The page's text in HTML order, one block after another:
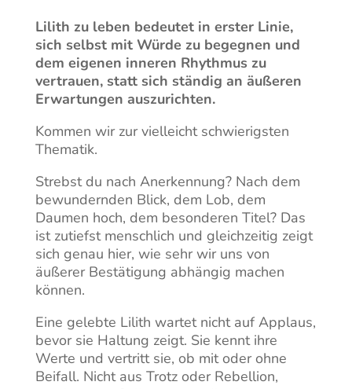
Lilith zu leben bedeutet in erster Linie,
sich selbst mit Würde zu begegnen und
dem eigenen inneren Rhythmus zu
vertrauen, statt sich ständig an äußeren
Erwartungen auszurichten.
Kommen wir zur vielleicht schwierigsten
Thematik.
Strebst du nach Anerkennung? Nach dem
bewundernden Blick, dem Lob, dem
Daumen hoch, dem besonderen Titel? Das
ist zutiefst menschlich und gleichzeitig zeigt
sich genau hier, wie sehr wir uns von
äußerer Bestätigung abhängig machen
können.
Eine gelebte Lilith wartet nicht auf Applaus,
bevor sie Haltung zeigt. Sie kennt ihre
Werte und vertritt sie, ob mit oder ohne
Beifall. Nicht aus Trotz oder Rebellion,